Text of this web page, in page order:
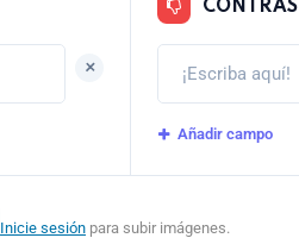
+
CONTRAS
Añadir campo
Inicie sesión para subir imágenes.